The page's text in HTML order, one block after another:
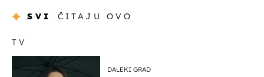
SVI ČITAJU OVO
TV
DALEKI GRAD